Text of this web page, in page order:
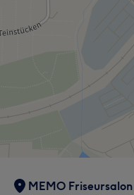
MEMO Friseursalon